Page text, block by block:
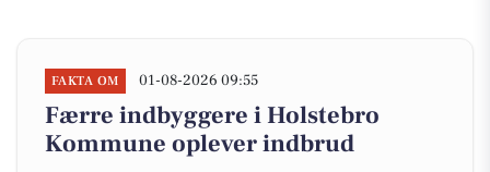
FAKTA OM 01-08-2026 09:55
Færre indbyggere i Holstebro
Kommune oplever indbrud